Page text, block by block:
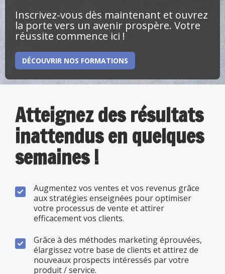
Inscrivez-vous dès maintenant et ouvrez
la porte vers un avenir prospère. Votre
réussite commence ici !
DÉCOUVRIR NOS FORMATIONS
Atteignez des résultats
inattendus en quelques
semaines !
Augmentez vos ventes et vos revenus grâce
aux stratégies enseignées pour optimiser
votre processus de vente et attirer
efficacement vos clients.
Grâce à des méthodes marketing éprouvées,
élargissez votre base de clients et attirez de
nouveaux prospects intéressés par votre
produit / service.